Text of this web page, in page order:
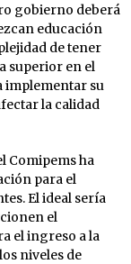
gobierno deberá
educación
de tener
superior en el
implementar su
la calidad
Comipems ha
para el
El ideal sería
el
el ingreso a la
niveles de